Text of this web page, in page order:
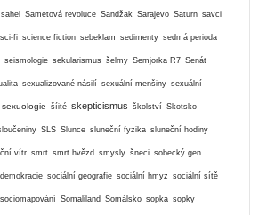
sahel Sametová revoluce Sandžak Sarajevo Saturn savci
sci-fi science fiction sebeklam sedimenty sedmá perioda
seismologie sekularismus šelmy Semjorka R7 Senát
sexualizované násilí sexuální menšiny sexuální
sexuologie šíité skepticismus školství Skotsko
SLS Slunce sluneční fyzika sluneční hodiny
vítr smrt smrt hvězd smysly šneci sobecký gen
sociální geografie sociální hmyz sociální sítě
sociomapování Somaliland Somálsko sopka sopky